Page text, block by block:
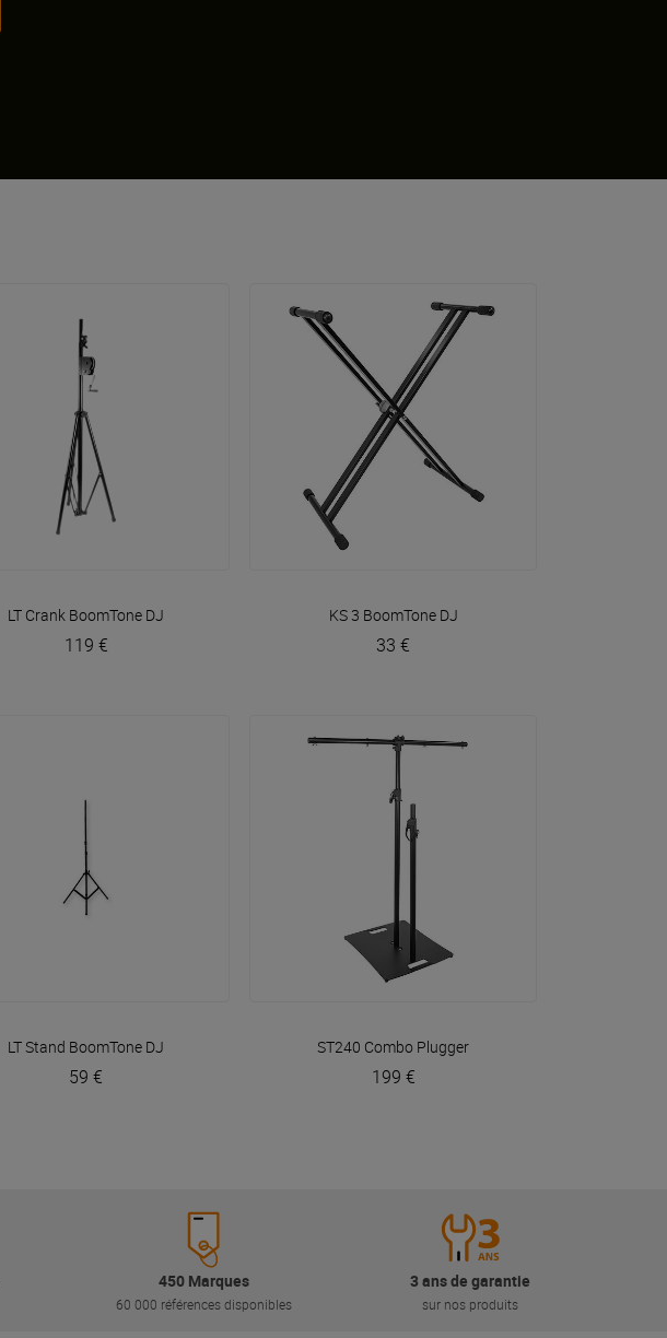
VOIR EN DÉTAIL
LT Crank BoomTone DJ
119 €
VOIR EN DÉTAIL
KS 3 BoomTone DJ
33 €
VOIR EN DÉTAIL
LT Stand BoomTone DJ
59 €
VOIR EN DÉTAIL
ST240 Combo Plugger
199 €
450 Marques
60 000 références disponibles
3 ans de garantie
sur nos produits